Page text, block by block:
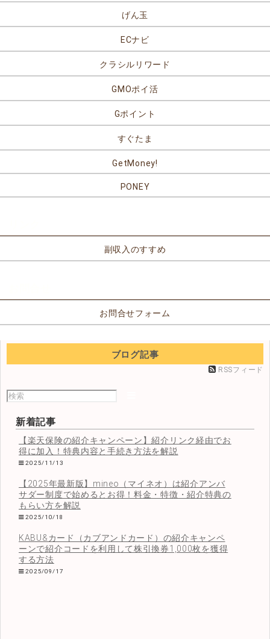
げん玉
ECナビ
クラシルリワード
GMOポイ活
Gポイント
すぐたま
GetMoney!
PONEY
副収入のすすめ
お問合せフォーム
ブログ記事
RSSフィード
新着記事
【楽天保険の紹介キャンペーン】紹介リンク経由でお
得に加入！特典内容と手続き方法を解説
2025/11/13
【2025年最新版】mineo（マイネオ）は紹介アンバ
サダー制度で始めるとお得！料金・特徴・紹介特典の
もらい方を解説
2025/10/18
KABU&カード（カブアンドカード）の紹介キャンペ
ーンで紹介コードを利用して株引換券1,000枚を獲得
する方法
2025/09/17